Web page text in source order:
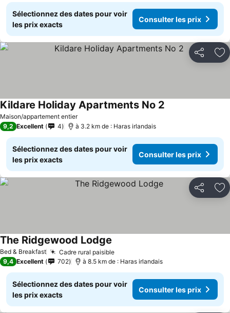
Sélectionnez des dates pour voir
les prix exacts
Consulter les prix
Partager
Maison/appartement entier
Kildare Holiday Apartments No 2
9,2 Excellent 4 à 3.2 km de : Haras irlandais
Sélectionnez des dates pour voir
les prix exacts
Consulter les prix
Partager
Bed & Breakfast Cadre rural paisible
The Ridgewood Lodge
9,4 Excellent 702 à 8.5 km de : Haras irlandais
Sélectionnez des dates pour voir
les prix exacts
Consulter les prix